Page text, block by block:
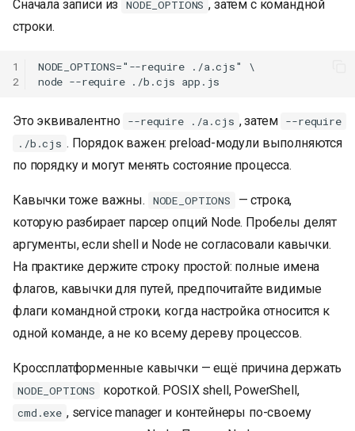
Сначала записи из
NODE_OPTIONS , затем с командной
строки.
1
2
NODE_OPTIONS="--require ./a.cjs" \
Это эквивалентно --require ./a.cjs , затем --require
./b.cjs . Порядок важен: preload-модули выполняются
по порядку и могут менять состояние процесса.
Кавычки тоже важны. NODE_OPTIONS
— строка,
которую разбирает парсер опций Node. Пробелы делят
аргументы, если shell и Node не согласовали кавычки.
На практике держите строку простой: полные имена
флагов, кавычки для путей, предпочитайте видимые
флаги командной строки, когда настройка относится к
одной команде, а не ко всему дереву процессов.
Кроссплатформенные кавычки — ещё причина держать
NODE_OPTIONS короткой. POSIX shell, PowerShell,
cmd.exe , service manager и контейнеры по-своему